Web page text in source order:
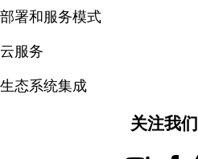
部署和服务模式
云服务
生态系统集成
关注我们